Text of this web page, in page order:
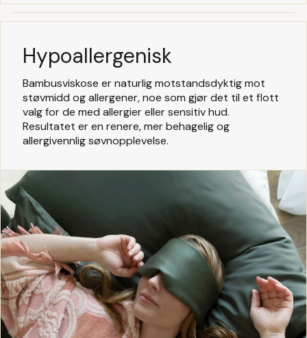
Hypoallergenisk
Bambusviskose er naturlig motstandsdyktig mot
støvmidd og allergener, noe som gjør det til et flott
valg for de med allergier eller sensitiv hud.
Resultatet er en renere, mer behagelig og
allergivennlig søvnopplevelse.